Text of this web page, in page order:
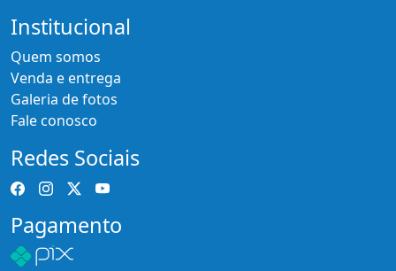
Institucional
Quem somos
Venda e entrega
Galeria de fotos
Fale conosco
Redes Sociais
Pagamento